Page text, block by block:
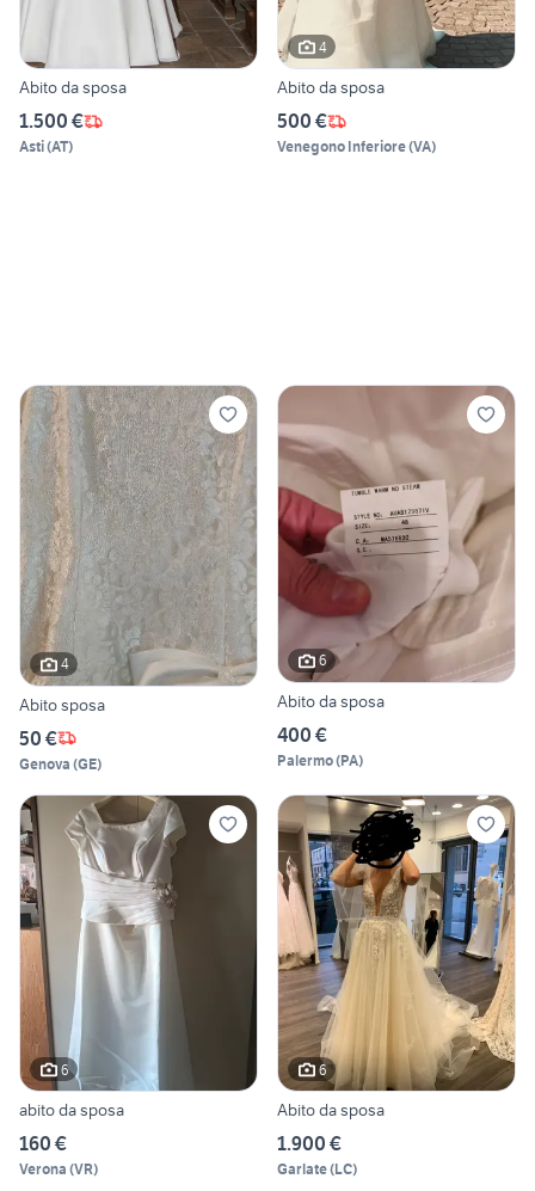
Abito da sposa
1.500 €
Asti(AT)
4
Abito da sposa
500 €
Venegono Inferiore(VA)
4
Abito sposa
50 €
Genova (GE)
6
Abito da sposa
400 €
Palermo(PA)
6
abito da sposa
160 €
Verona (VR)
6
Abito da sposa
1.900 €
Garlate(LC)